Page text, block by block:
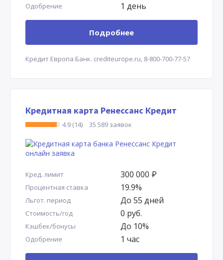
Одобрение 1 день
Подробнее
Кредит Европа Банк. crediteurope.ru, 8-800-700-77-57
Кредитная карта Ренессанс Кредит
4.9 (14) 35 589 заявок
Кред. лимит 300 000 Р
Процентная ставка 19.9%
Льгот. период До 55 дней
Стоимость/год 0 руб.
Кэшбек/бонусы До 10%
Одобрение 1 час